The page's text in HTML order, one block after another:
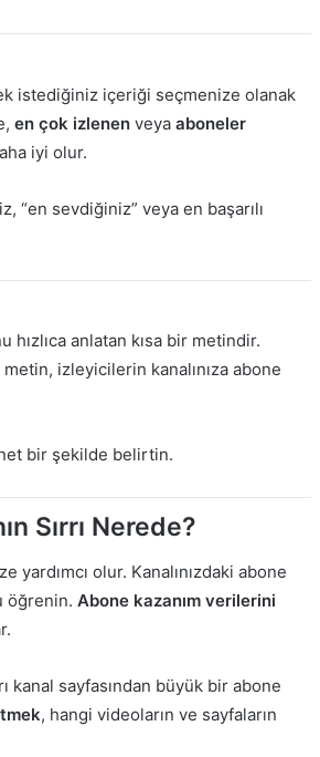
istediğiniz içeriği seçmenize olanak
en çok izlenen veya aboneler
iyi olur.
“en sevdiğiniz” veya en başarılı
hızlıca anlatan kısa bir metindir.
izleyicilerin kanalınıza abone
net bir şekilde belirtin.
Sırrı Nerede?
olur. Kanalınızdaki abone
öğrenin. Abone kazanım verilerini
kanal sayfasından büyük bir abone
, hangi videoların ve sayfaların